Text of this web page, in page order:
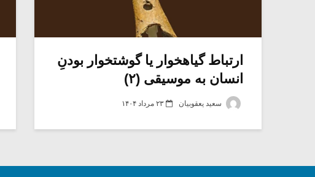
ارتباط گیاهخوار یا گوشتخوار بودنِ
انسان به موسیقی (۲)
سعید یعقوبیان ۲۳ مرداد ۱۴۰۴